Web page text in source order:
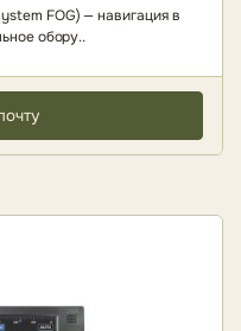
FOG) — навигация в
обору..